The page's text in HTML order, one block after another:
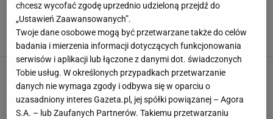
Polak największą porażką legendarnego
trenera. "Mógł grać w najlepszych klubach"
6 LISTOPADA 2021, 12:41
Legendarny włoski trener wypowiedział się na
temat Szczęsnego. Piękne słowa o
reprezentancie Polski
BR,30 GRUDNIA 2019, 07:56
chcesz wycofać zgodę uprzednio udzieloną przejdź do
„Ustawień Zaawansowanych”.
Twoje dane osobowe mogą być przetwarzane także do celów
badania i mierzenia informacji dotyczących funkcjonowania
serwisów i aplikacji lub łączone z danymi dot. świadczonych
Tobie usług. W określonych przypadkach przetwarzanie
danych nie wymaga zgody i odbywa się w oparciu o
uzasadniony interes Gazeta.pl, jej spółki powiązanej – Agora
S.A. – lub Zaufanych Partnerów. Takiemu przetwarzaniu